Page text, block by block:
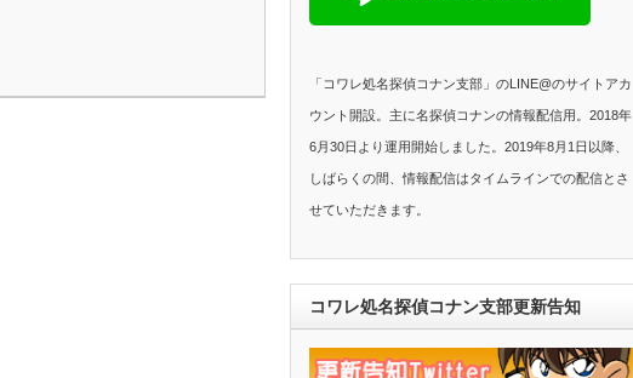
「コワレ処名探偵コナン支部」のLINE@のサイトアカ
ウント開設。主に名探偵コナンの情報配信用。2018年
6月30日より運用開始しました。2019年8月1日以降、
しばらくの間、情報配信はタイムラインでの配信とさ
せていただきます。
コワレ処名探偵コナン支部更新告知